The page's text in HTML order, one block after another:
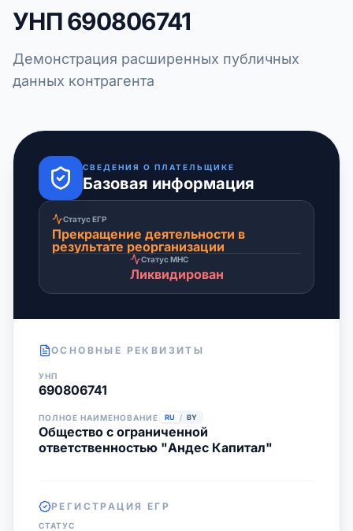
УНП690806741
Демонстрация расширенных публичных
данных контрагента
СВЕДЕНИЯ О ПЛАТЕЛЬЩИКЕ
Базовая информация
Статус ЕГР
Прекращение деятельности в
результате реорганизации
Статус МНС
Ликвидирован
ОСНОВНЫЕ РЕКВИЗИТЫ
УНП
690806741
ПОЛНОЕ НАИМЕНОВАНИЕ RU / BY
Общество с ограниченной
ответственностью "Андес Капитал"
РЕГИСТРАЦИЯ ЕГР
СТАТУС